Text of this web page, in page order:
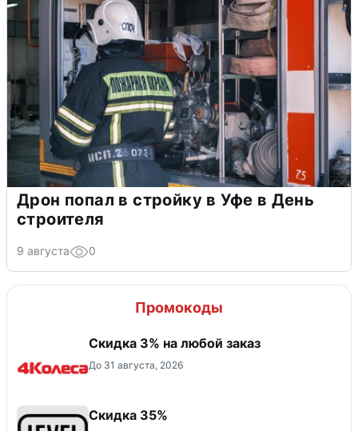
Дрон попал в стройку в Уфе в День
строителя
9 августа 0
Промокоды
Скидка 3% на любой заказ
До 31 августа, 2026
Скидка 35%